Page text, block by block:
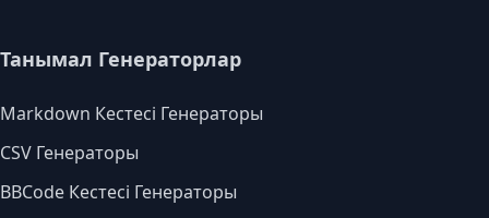
Танымал Генераторлар
Markdown Кестесі Генераторы
CSV Генераторы
BBCode Кестесі Генераторы